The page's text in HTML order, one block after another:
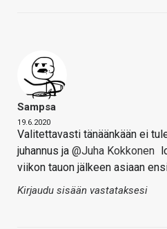
Sampsa
19.6.2020
Valitettavasti tänäänkään ei
juhannus ja @Juha Kokkonen
viikon tauon jälkeen asiaan
Kirjaudu sisään vastataksesi